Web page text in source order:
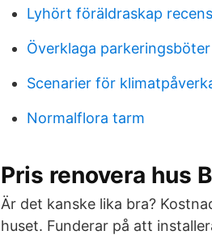
Lyhört föräldraskap
Överklaga
Scenarier för
Normalflora tarm
Pris renovera hus
Är det kanske lika bra?
huset. Funderar på att